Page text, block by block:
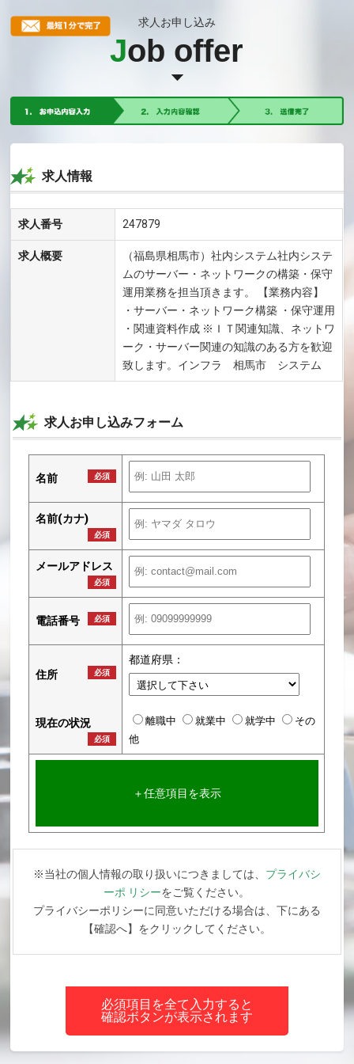
求人お申し込み
Job offer
求人情報
求人番号 247879
求人概要
（福島県相馬市）社内システム社内システ
ムのサーバー・ネットワークの構築・保守
運用業務を担当頂きます。 【業務内容】
・サーバー・ネットワーク構築 ・保守運用
・関連資料作成 ※ＩＴ関連知識、ネットワ
ーク・サーバー関連の知識のある方を歓迎
致します。インフラ 相馬市 システム
求人お申し込みフォーム
名前 必須
名前(カナ)
必須
メールアドレス
必須
電話番号 必須
住所 必須
都道府県：
現在の状況
必須
離職中 就業中 就学中
その
他
＋任意項目を表示
※当社の個人情報の取り扱いにつきましては、 プライバシ
ーポ リシーをご覧ください。
プライバシーポリシーに同意いただける場合は、下にある
【確認へ】をクリックしてください。
必須項目を全て入力すると
確認ボタンが表示されます